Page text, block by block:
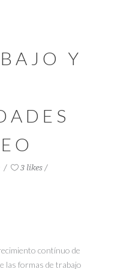
Y
3 likes
contínuo de
las formas de trabajo